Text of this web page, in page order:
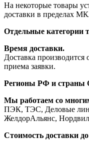
На некоторые товары
доставки в пределах
Отдельные категории
Время доставки.
Доставка
приема заявки.
Регионы РФ и страны
Мы работаем со
ПЭК, ТЭС, Деловые
ЖелдорАльянс,
Стоимость доставки